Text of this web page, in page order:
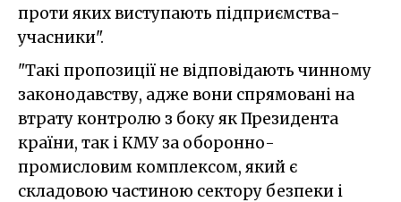
проти яких виступають підприємства-
учасники".
"Такі пропозиції не відповідають чинному
законодавству, адже вони спрямовані на
втрату контролю з боку як Президента
країни, так і КМУ за оборонно-
промисловим комплексом, який є
складовою частиною сектору безпеки і